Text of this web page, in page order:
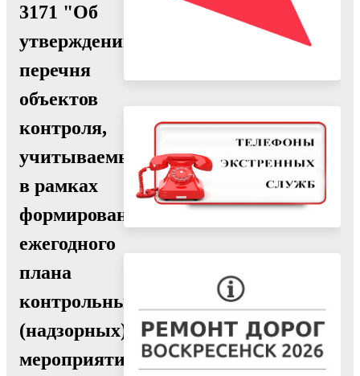
3171 "Об
утверждении
перечня
объектов
контроля,
учитываемых
в рамках
формирования
ежегодного
плана
контрольных
(надзорных)
мероприятий,